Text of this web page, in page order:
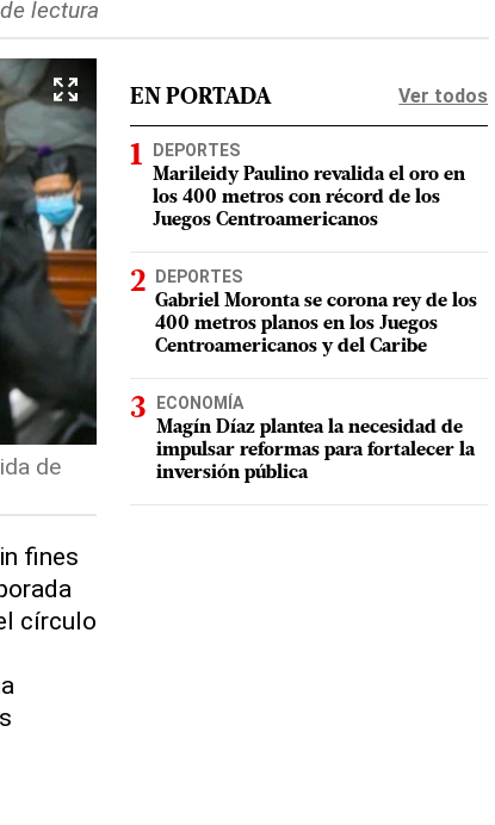
lectura
de
fines
círculo
EN PORTADA Ver todos
DEPORTES
Marileidy Paulino revalida el oro en
los 400 metros con récord de los
Juegos Centroamericanos
DEPORTES
Gabriel Moronta se corona rey de los
400 metros planos en los Juegos
Centroamericanos y del Caribe
ECONOMÍA
Magín Díaz plantea la necesidad de
impulsar reformas para fortalecer la
inversión pública